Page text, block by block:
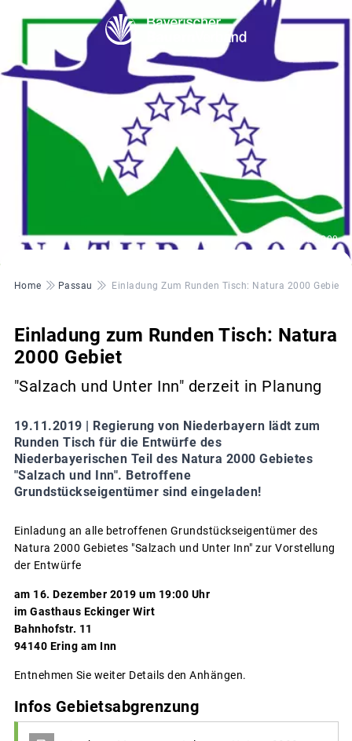
© Natura 2000
Pfadnavigation
Home Passau Einladung Zum Runden Tisch: Natura 2000 Gebiet
Einladung zum Runden Tisch: Natura
2000 Gebiet
"Salzach und Unter Inn" derzeit in Planung
19.11.2019 | Regierung von Niederbayern lädt zum
Runden Tisch für die Entwürfe des
Niederbayerischen Teil des Natura 2000 Gebietes
"Salzach und Inn". Betroffene
Grundstückseigentümer sind eingeladen!
Einladung an alle betroffenen Grundstückseigentümer des
Natura 2000 Gebietes "Salzach und Unter Inn" zur Vorstellung
der Entwürfe
am 16. Dezember 2019 um 19:00 Uhr
im Gasthaus Eckinger Wirt
Bahnhofstr. 11
94140 Ering am Inn
Entnehmen Sie weiter Details den Anhängen.
Infos Gebietsabgrenzung